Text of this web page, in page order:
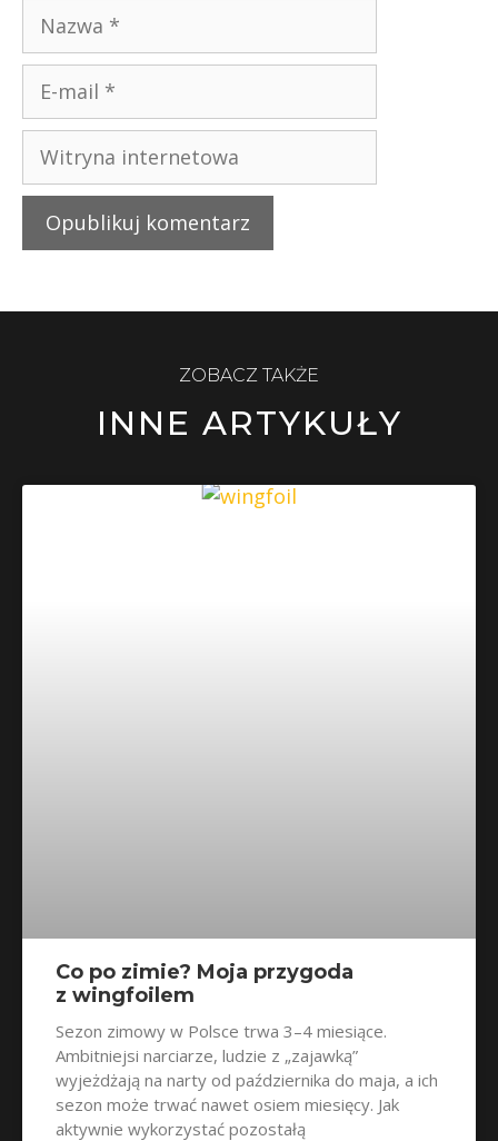
ZOBACZ TAKŻE
INNE ARTYKUŁY
Co po zimie? Moja przygoda
z wingfoilem
Sezon zimowy w Polsce trwa 3–4 miesiące.
Ambitniejsi narciarze, ludzie z „zajawką”
wyjeżdżają na narty od października do maja, a ich
sezon może trwać nawet osiem miesięcy. Jak
aktywnie wykorzystać pozostałą